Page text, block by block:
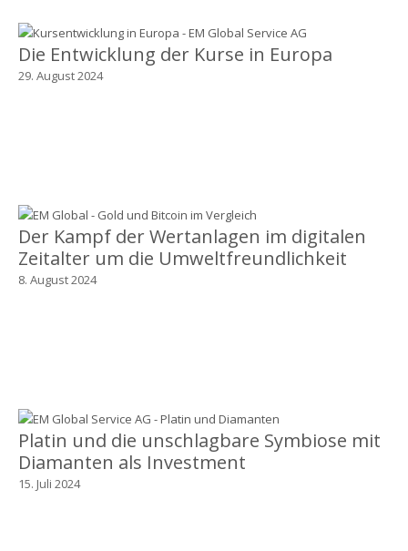
Die Entwicklung der Kurse in Europa
29. August 2024
Der Kampf der Wertanlagen im digitalen
Zeitalter um die Umweltfreundlichkeit
8. August 2024
Platin und die unschlagbare Symbiose mit
Diamanten als Investment
15. Juli 2024